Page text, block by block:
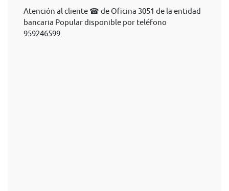
Atención al cliente ☎ de Oficina 3051 de la entidad
bancaria Popular disponible por teléfono
959246599.